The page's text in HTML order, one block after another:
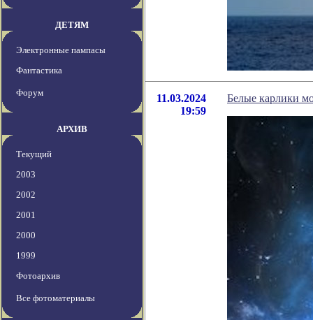
ДЕТЯМ
Электронные пампасы
Фантастика
Форум
АРХИВ
Текущий
2003
2002
2001
2000
1999
Фотоархив
Все фотоматериалы
11.03.2024
19:59
Белые карлики